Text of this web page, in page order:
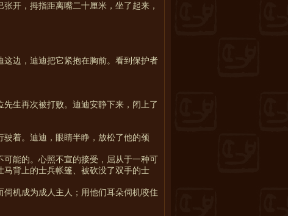
开，拇指距离嘴二十厘米，坐了起来，
边，迪迪把它紧抱在胸前。看到保护者
生再次被打败。迪迪安静下来，闭上了
着。迪迪，眼睛半睁，放松了他的颈
能的。心照不宣的接受，屈从于一种可
背上的士兵帐篷、被砍没了双手的士
机成为成人主人；用他们耳朵伺机咬住